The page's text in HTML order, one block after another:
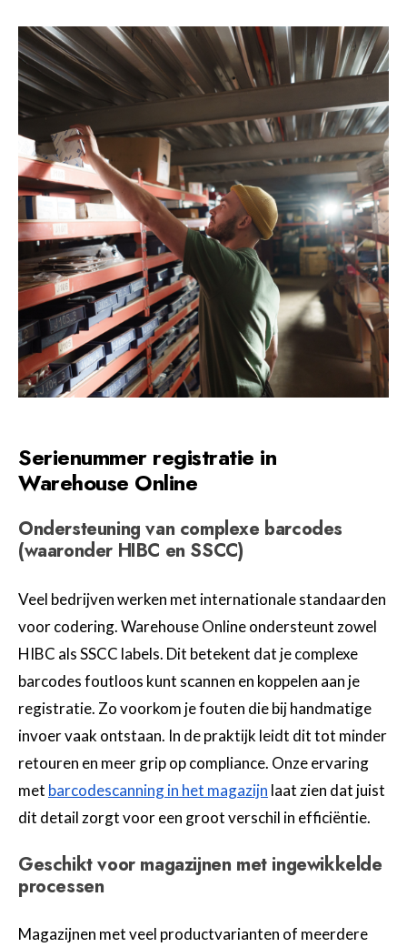
Serienummer registratie in
Warehouse Online
Ondersteuning van complexe barcodes
(waaronder HIBC en SSCC)
Veel bedrijven werken met internationale standaarden
voor codering. Warehouse Online ondersteunt zowel
HIBC als SSCC labels. Dit betekent dat je complexe
barcodes foutloos kunt scannen en koppelen aan je
registratie. Zo voorkom je fouten die bij handmatige
invoer vaak ontstaan. In de praktijk leidt dit tot minder
retouren en meer grip op compliance. Onze ervaring
met barcodescanning in het magazijn laat zien dat juist
dit detail zorgt voor een groot verschil in efficiëntie.
Geschikt voor magazijnen met ingewikkelde
processen
Magazijnen met veel productvarianten of meerdere